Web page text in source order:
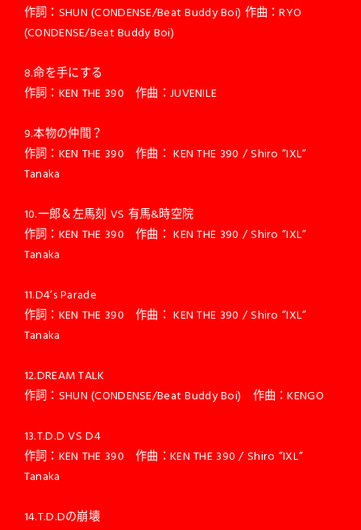
作詞：SHUN (CONDENSE/Beat Buddy Boi) 作曲：RYO
(CONDENSE/Beat Buddy Boi)
8.命を手にする
作詞：KEN THE 390 作曲：JUVENILE
9.本物の仲間？
作詞：KEN THE 390 作曲： KEN THE 390 / Shiro ”IXL”
Tanaka
10.一郎＆左馬刻 VS 有馬&時空院
作詞：KEN THE 390 作曲： KEN THE 390 / Shiro ”IXL”
Tanaka
11.D4’s Parade
作詞：KEN THE 390 作曲： KEN THE 390 / Shiro ”IXL”
Tanaka
12.DREAM TALK
作詞：SHUN (CONDENSE/Beat Buddy Boi) 作曲：KENGO
13.T.D.D VS D4
作詞：KEN THE 390 作曲：KEN THE 390 / Shiro ”IXL”
Tanaka
14.T.D.Dの崩壊